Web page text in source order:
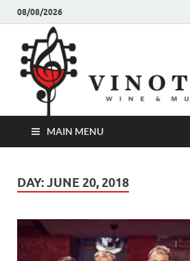
08/08/2026
MAIN MENU
DAY:JUNE 20, 2018